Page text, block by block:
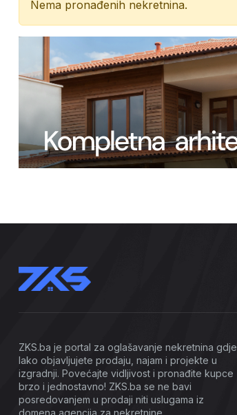
Nema pronađenih nekretnina.
ZKS.ba je portal za oglašavanje nekretnina gdje
lako objavljujete prodaju, najam i projekte u
izgradnji. Povećajte vidljivost i pronađite kupce
brzo i jednostavno! ZKS.ba se ne bavi
posredovanjem u prodaji niti uslugama iz
domena agencija za nekretnine.